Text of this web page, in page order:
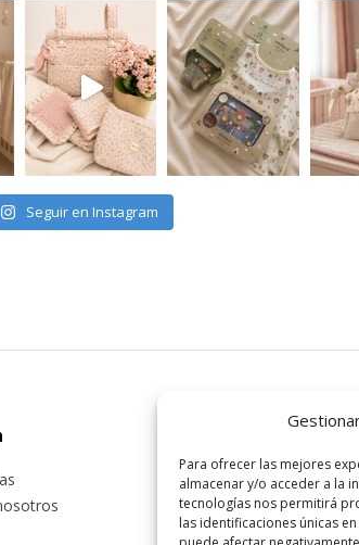
Para ofrecer las mejores
almacenar y/o acceder a la
tecnologías nos permitirá
las identificaciones únicas
Seguir en Instagram
Información sobre
Cancelación y
Pago seguro